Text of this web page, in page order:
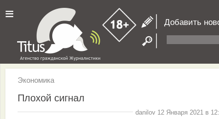
≡ Добавить
Экономика
Плохой сигнал
danilov 12 Января 2021 в